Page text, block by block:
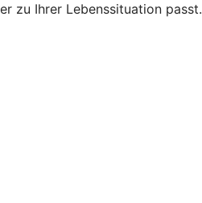
zu Ihrer Lebenssituation passt.